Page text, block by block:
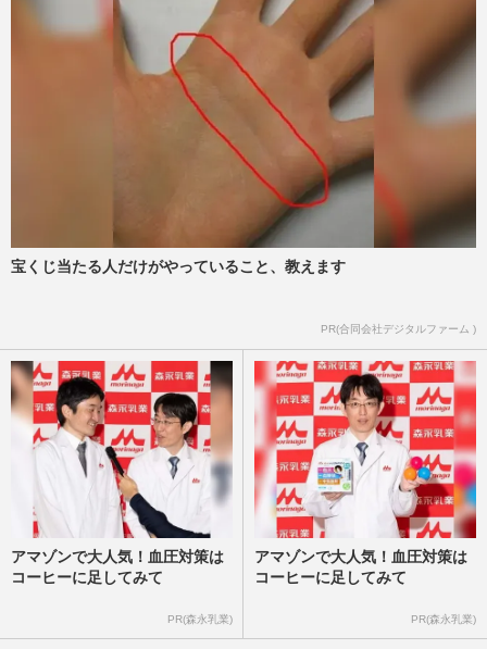
宝くじ当たる人だけがやっていること、教えます
PR(合同会社デジタルファーム )
アマゾンで大人気！血圧対策は
コーヒーに足してみて
PR(森永乳業)
アマゾンで大人気！血圧対策は
コーヒーに足してみて
PR(森永乳業)